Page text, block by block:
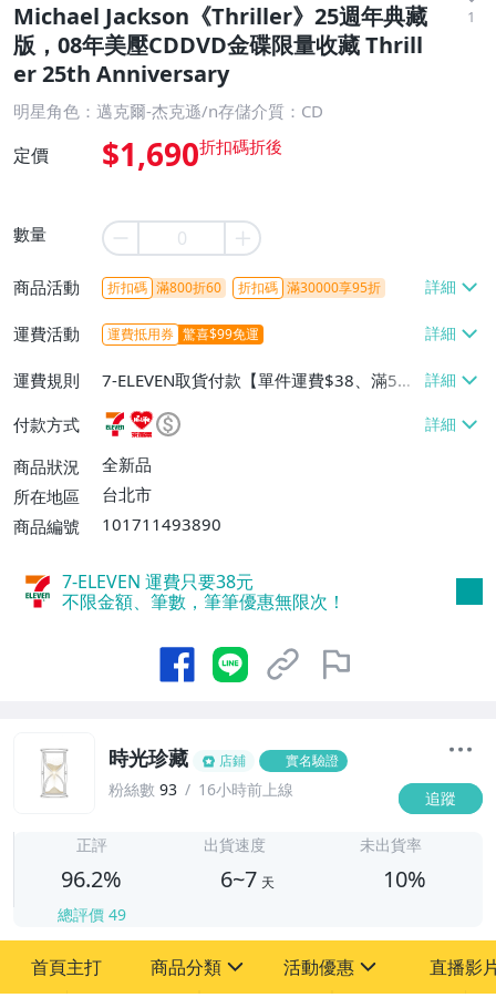
Michael Jackson《Thriller》25週年典藏
版，08年美壓CDDVD金碟限量收藏 Thrill
er 25th Anniversary
1
明星角色：邁克爾-杰克遜/n存儲介質：CD
定價 $1,690
數量
商品活動 折扣碼 滿800折60 折扣碼 滿30000享95折
運費活動 運費抵用券 驚喜$99免運
運費規則
7-ELEVEN取貨付款【單件運費$38、滿5件
或消費滿$1298免運費】、7-ELEVEN取貨
不付款【免運費】、萊爾富取貨付款【單件
運費$60、滿5件或消費滿$1298免運
費】、宅配/貨運【單件運費$120、滿5件
付款方式
商品狀況
全新品
所在地區
台北市
商品編號
101711493890
7-ELEVEN 運費只要38元
不限金額、筆數，筆筆優惠無限次！
時光珍藏 店鋪 實名驗證
粉絲數 93 16小時前上線 追蹤
正評
96.2%
總評價 49
出貨速度
6~7 天
未出貨率
10%
首頁主打 商品分類 活動優惠 直播影